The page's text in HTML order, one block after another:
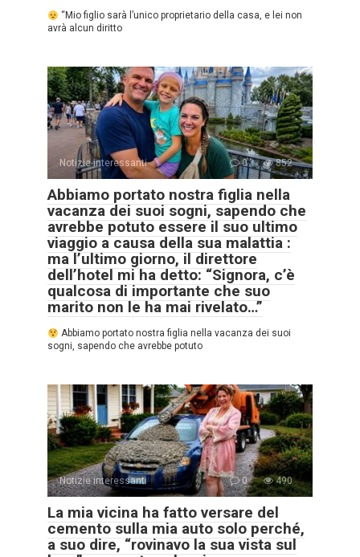
“Mio figlio sarà l’unico proprietario della casa, e lei non
avrà alcun diritto
Notizie interessanti 0 852
Abbiamo portato nostra figlia nella
vacanza dei suoi sogni, sapendo che
avrebbe potuto essere il suo ultimo
viaggio a causa della sua malattia :
ma l’ultimo giorno, il direttore
dell’hotel mi ha detto: “Signora, c’è
qualcosa di importante che suo
marito non le ha mai rivelato…”
Abbiamo portato nostra figlia nella vacanza dei suoi
sogni, sapendo che avrebbe potuto
Notizie interessanti 0 490
La mia vicina ha fatto versare del
cemento sulla mia auto solo perché,
a suo dire, “rovinavo la sua vista sul